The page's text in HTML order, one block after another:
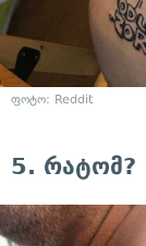
ფოტო: Reddit
5. რატომ?